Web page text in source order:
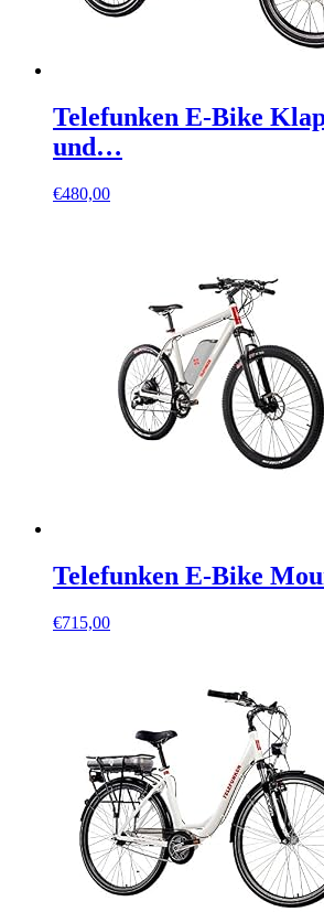
Telefunken E-Bike
und…
€480,00
Telefunken E-Bike
€715,00